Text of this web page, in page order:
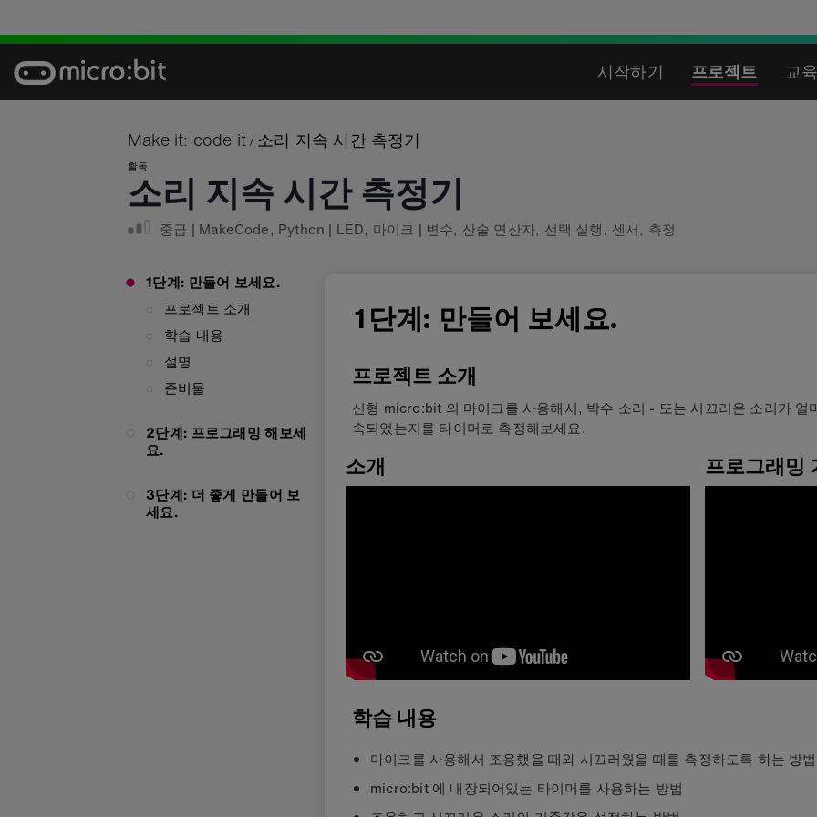
content
시작하기 프로젝트 교
Make it: code it / 소리 지속 시간 측정기
활동
소리 지속 시간 측정기
중급 | MakeCode, Python | LED, 마이크 | 변수, 산술 연산자, 선택 실행, 센서, 측정
1단계: 만들어 보세요.
프로젝트 소개
학습 내용
설명
준비물
2단계: 프로그래밍 해보세
요.
3단계: 더 좋게 만들어 보
세요.
1단계: 만들어 보세요.
프로젝트 소개
신형 micro:bit 의 마이크를 사용해서, 박수 소리 - 또는 시끄러운 소리가 얼
속되었는지를 타이머로 측정해보세요.
소개 프로그래밍
학습 내용
마이크를 사용해서 조용했을 때와 시끄러웠을 때를 측정하도록 하는 방법
micro:bit 에 내장되어있는 타이머를 사용하는 방법